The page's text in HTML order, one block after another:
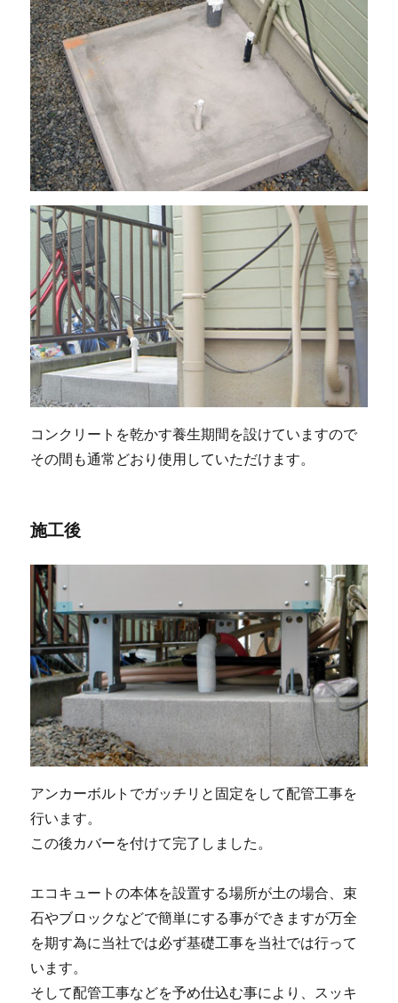
コンクリートを乾かす養生期間を設けていますので
その間も通常どおり使用していただけます。
施工後
アンカーボルトでガッチリと固定をして配管工事を
行います。
この後カバーを付けて完了しました。
エコキュートの本体を設置する場所が土の場合、束
石やブロックなどで簡単にする事ができますが万全
を期す為に当社では必ず基礎工事を当社では行って
います。
そして配管工事などを予め仕込む事により、スッキ